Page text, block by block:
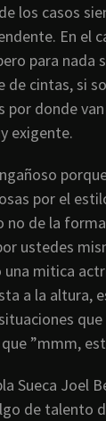
los casos
En el
para nada
de cintas, si
por donde
exigente.
por el
no de la
ustedes
mitica
a la altura,
”mmm,
Sueca Joel
de talento